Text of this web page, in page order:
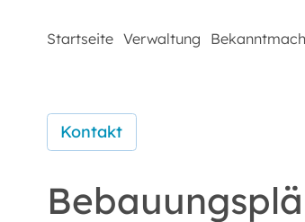
Startseite Verwaltung
Kontakt